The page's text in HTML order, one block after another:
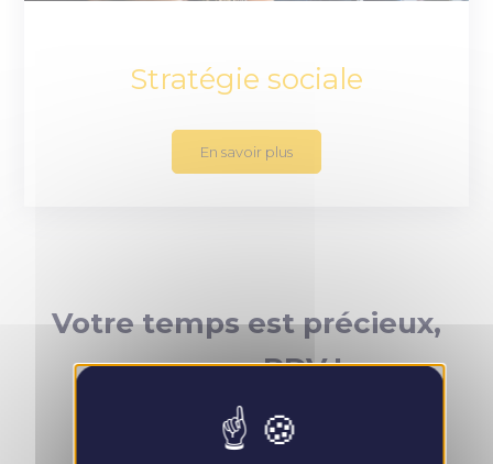
Stratégie sociale
En savoir plus
Votre temps est précieux,
prenez RDV !